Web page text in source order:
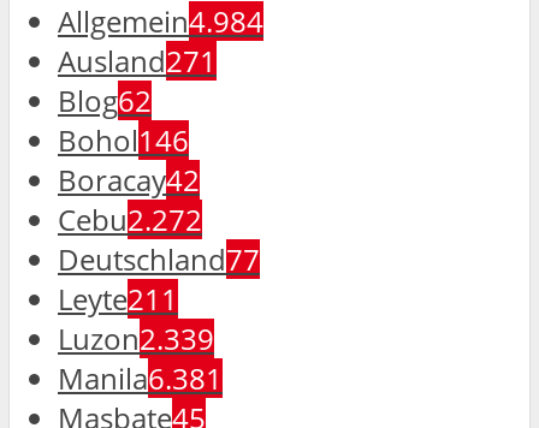
Allgemein4.984
Ausland271
Blog62
Bohol146
Boracay42
Cebu2.272
Deutschland77
Leyte211
Luzon2.339
Manila6.381
Masbate45